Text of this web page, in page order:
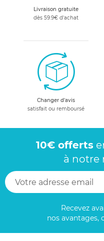
Livraison gratuite
dès 59.9€ d'achat
Changer d'avis
satisfait ou remboursé
10€ offerts
à notre
Recevez
nos avantages,